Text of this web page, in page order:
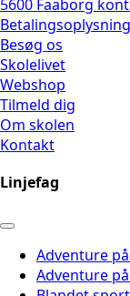
5600 Faaborg
Besøg os
Skolelivet
Webshop
Tilmeld dig
Om skolen
Kontakt
Linjefag
Adventure
Adventure